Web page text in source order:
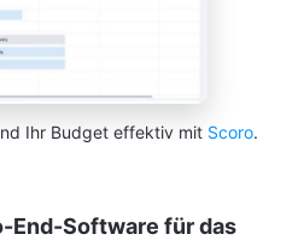
Ihr Budget effektiv mit Scoro.
End-Software für das